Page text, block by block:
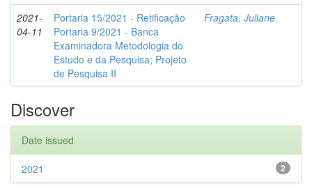
2021-
04-11
Portaria 15/2021 - Retificação
Portaria 9/2021 - Banca
Examinadora Metodologia do
Estudo e da Pesquisa; Projeto
de Pesquisa II
Fragata, Juliane
Discover
Date issued
2
2021